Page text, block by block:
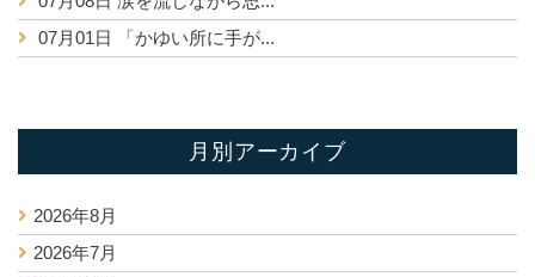
07月01日
「かゆい所に手が...
月別アーカイブ
2026年8月
2026年7月